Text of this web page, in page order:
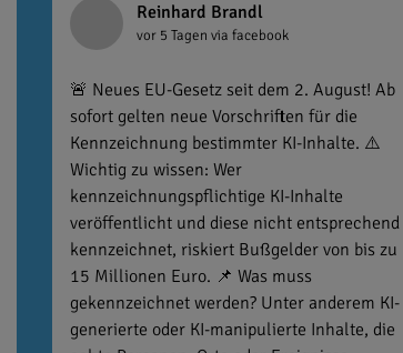
Reinhard Brandl
vor 5 Tagen via facebook
🚨 Neues EU-Gesetz seit dem 2. August! Ab
sofort gelten neue Vorschriften für die
Kennzeichnung bestimmter KI-Inhalte. ⚠️
Wichtig zu wissen: Wer
kennzeichnungspflichtige KI-Inhalte
veröffentlicht und diese nicht entsprechend
kennzeichnet, riskiert Bußgelder von bis zu
15 Millionen Euro. 📌 Was muss
gekennzeichnet werden? Unter anderem KI-
generierte oder KI-manipulierte Inhalte, die